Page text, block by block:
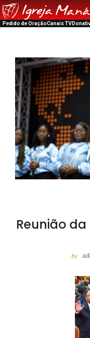
Pedido de OraçãoCanais TV
Reunião
by